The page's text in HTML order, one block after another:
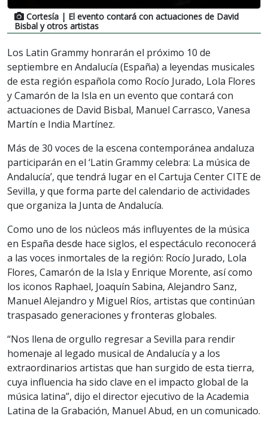
Cortesía | El evento contará con actuaciones de David
Bisbal y otros artistas
Los Latin Grammy honrarán el próximo 10 de
septiembre en Andalucía (España) a leyendas musicales
de esta región española como Rocío Jurado, Lola Flores
y Camarón de la Isla en un evento que contará con
actuaciones de David Bisbal, Manuel Carrasco, Vanesa
Martín e India Martínez.
Más de 30 voces de la escena contemporánea andaluza
participarán en el ‘Latin Grammy celebra: La música de
Andalucía’, que tendrá lugar en el Cartuja Center CITE de
Sevilla, y que forma parte del calendario de actividades
que organiza la Junta de Andalucía.
Como uno de los núcleos más influyentes de la música
en España desde hace siglos, el espectáculo reconocerá
a las voces inmortales de la región: Rocío Jurado, Lola
Flores, Camarón de la Isla y Enrique Morente, así como
los iconos Raphael, Joaquín Sabina, Alejandro Sanz,
Manuel Alejandro y Miguel Ríos, artistas que continúan
traspasado generaciones y fronteras globales.
“Nos llena de orgullo regresar a Sevilla para rendir
homenaje al legado musical de Andalucía y a los
extraordinarios artistas que han surgido de esta tierra,
cuya influencia ha sido clave en el impacto global de la
música latina”, dijo el director ejecutivo de la Academia
Latina de la Grabación, Manuel Abud, en un comunicado.